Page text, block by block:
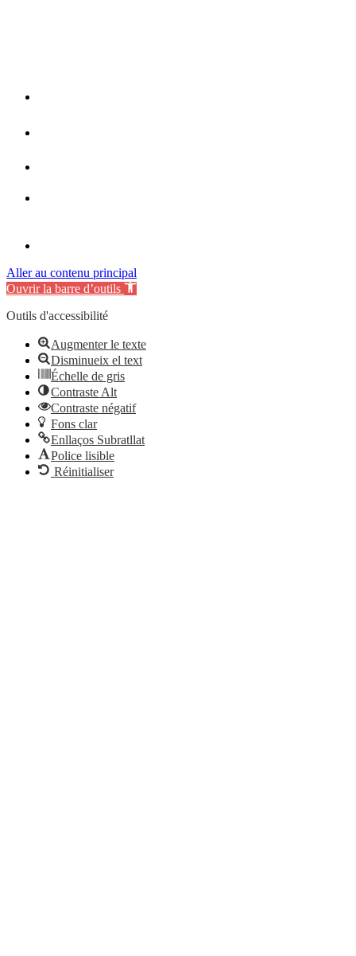
Aller au contenu principal
Ouvrir la barre d’outils
Outils d'accessibilité
Augmenter le texte
Disminueix el text
Échelle de gris
Contraste Alt
Contraste négatif
Fons clar
Enllaços Subratllat
Police lisible
Réinitialiser